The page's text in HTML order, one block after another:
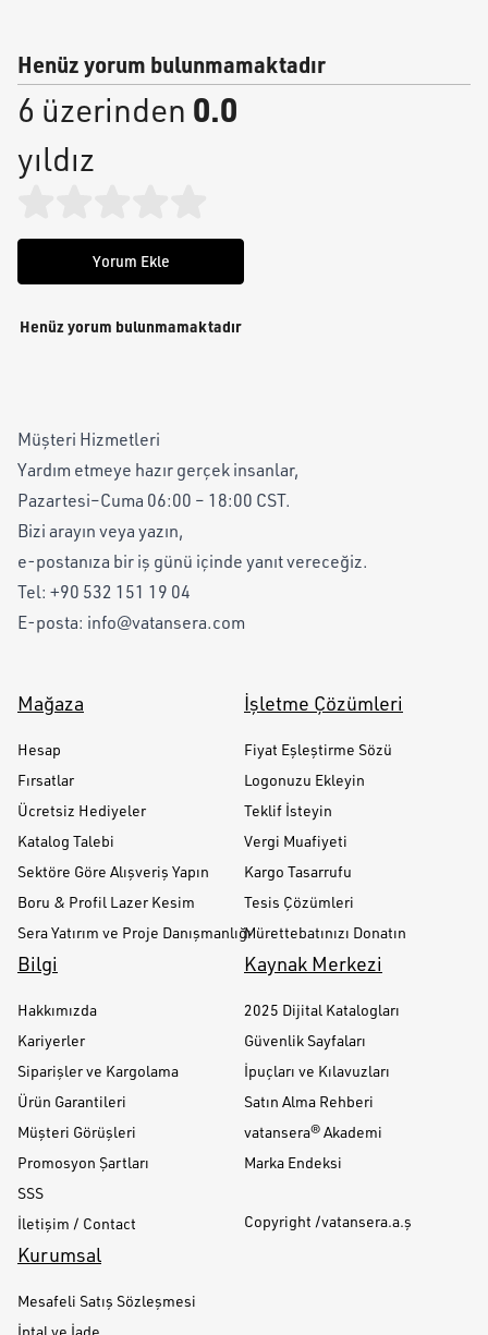
Henüz yorum bulunmamaktadır
6 üzerinden 0.0
yıldız
Yorum Ekle
Henüz yorum bulunmamaktadır
Müşteri Hizmetleri
Yardım etmeye hazır gerçek insanlar,
Pazartesi–Cuma 06:00 – 18:00 CST.
Bizi arayın veya yazın,
e-postanıza bir iş günü içinde yanıt vereceğiz.
Tel: +90 532 151 19 04
E-posta: info@vatansera.com
Mağaza
Hesap
Fırsatlar
Ücretsiz Hediyeler
Katalog Talebi
Sektöre Göre Alışveriş Yapın
Boru & Profil Lazer Kesim
Sera Yatırım ve Proje Danışmanlığı
İşletme Çözümleri
Fiyat Eşleştirme Sözü
Logonuzu Ekleyin
Teklif İsteyin
Vergi Muafiyeti
Kargo Tasarrufu
Tesis Çözümleri
Mürettebatınızı Donatın
Bilgi
Hakkımızda
Kariyerler
Siparişler ve Kargolama
Ürün Garantileri
Müşteri Görüşleri
Promosyon Şartları
SSS
İletişim / Contact
Kaynak Merkezi
2025 Dijital Katalogları
Güvenlik Sayfaları
İpuçları ve Kılavuzları
Satın Alma Rehberi
vatansera® Akademi
Marka Endeksi
Copyright /vatansera.a.ş
Kurumsal
Mesafeli Satış Sözleşmesi
İptal ve İade